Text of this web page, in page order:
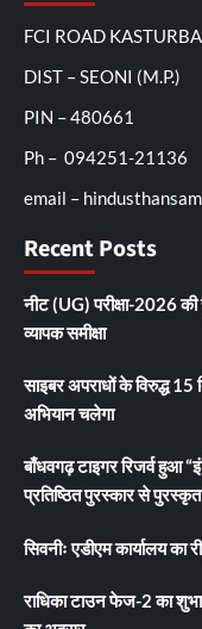
FCI ROAD
DIST – SEONI (M.P.)
PIN – 480661
Ph – 094251-21136
email –
Recent Posts
नीट (UG) परीक्षा-2026 की
व्यापक समीक्षा
साइबर अपराधों के विरुद्ध
अभियान चलेगा
बाँधवगढ़ टाइगर रिजर्व हुआ
प्रतिष्ठित पुरस्कार से पुरस्कृत
सिवनीः एडीएम कार्यालय का
राधिका टाउन फेज-2 का